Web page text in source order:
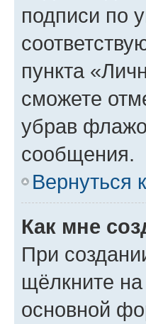
подписи по
пункта
сможете
убрав
сообщения.
Вернуться
Как мне
При
щёлкните
основной